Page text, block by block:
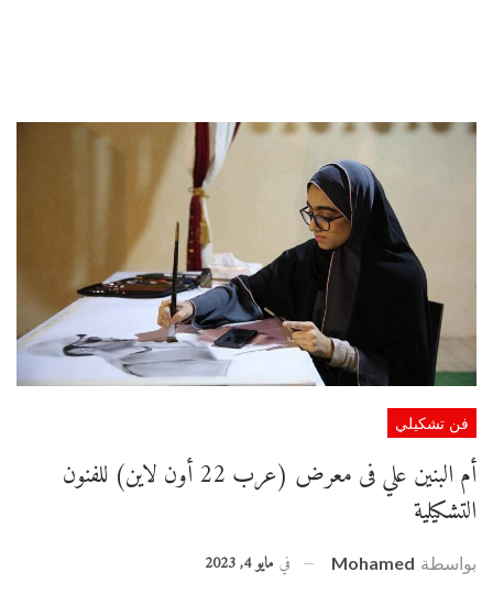
فن تشكيلي
أم البنين علي فى معرض (عرب 22 أون لاين) للفنون
التشكيلية
بواسطة Mohamed في مايو 4, 2023